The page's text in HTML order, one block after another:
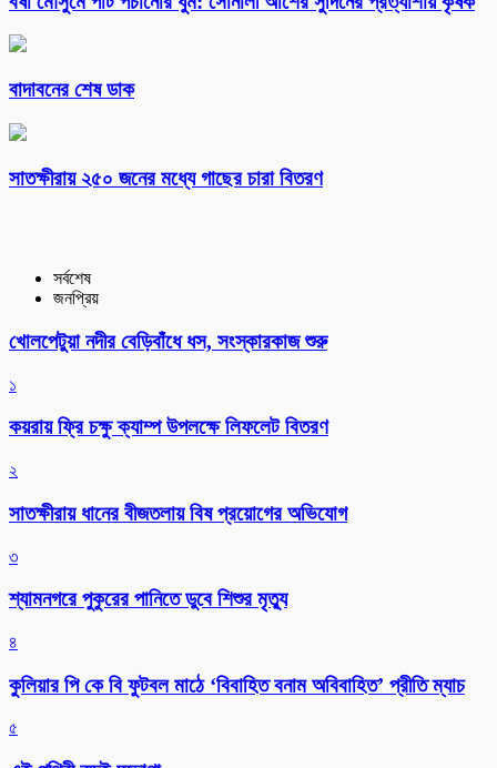
বাদাবনের শেষ ডাক
সাতক্ষীরায় ২৫০ জনের মধ্যে গাছের চারা বিতরণ
সর্বশেষ
জনপ্রিয়
খোলপেটুয়া নদীর বেড়িবাঁধে ধস, সংস্কারকাজ শুরু
১
কয়রায় ফ্রি চক্ষু ক্যাম্প উপলক্ষে লিফলেট বিতরণ
২
সাতক্ষীরায় ধানের বীজতলায় বিষ প্রয়োগের অভিযোগ
৩
শ্যামনগরে পুকুরের পানিতে ডুবে শিশুর মৃত্যু
৪
কুলিয়ার পি কে বি ফুটবল মাঠে ‘বিবাহিত বনাম অবিবাহিত’ প্রীতি ম্যাচ
৫